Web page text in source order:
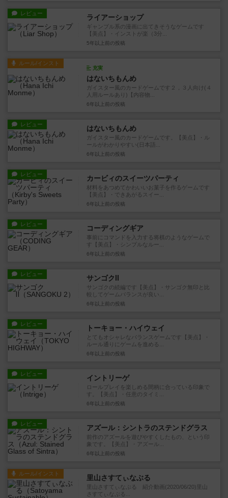
レビュー ライアーショップ
ギャンブル系の漫画に出てきそうなゲームです
【美点】・インストが楽（3分...
5年以上前 の投稿
ルール/インスト
充実
はないちもんめ
ガイスター風のカードゲームです２，３人向け(４
人用ルールあり)【内容物...
6年以上前 の投稿
レビュー はないちもんめ
ガイスター風のカードゲームです。【美点】・ル
ールがわかりやすい(日本語...
6年以上前 の投稿
レビュー カービィのスイーツパーティ
材料をあつめてかわいいお菓子を作るゲームです
【美点】・できあがるスイー...
6年以上前 の投稿
レビュー コーディングギア
事前にコマンドを入力する将棋のようなゲームで
す【美点】・シンプルなルー...
6年以上前 の投稿
レビュー サンゴクⅡ
サンゴクの続編です【美点】・サンゴク無印と比
較してゲームバランスが良い...
6年以上前 の投稿
レビュー トーキョー・ハイウェイ
とてもオシャレなバランスゲームです【美点】・
ルール通りにゲームを進める...
6年以上前 の投稿
レビュー イントリーゲ
ロールプレイを楽しめる間柄に合っている印象で
す。【美点】・任意のタイミ...
6年以上前 の投稿
レビュー アズール：シントラのステンドグラス
前作のアズールを遊びやすくしたもの、という印
象です。【美点】・アズール...
6年以上前 の投稿
ルール/インスト 里山さすてぃなぶる
里山さすてぃなぶる 紹介動画(2020/06/20)里山
さすてぃなぶる...